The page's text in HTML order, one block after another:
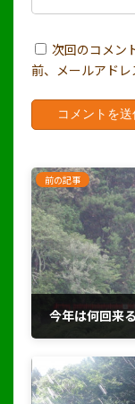
次回のコメン
前、メールアドレ
前の記事
今年は何回来